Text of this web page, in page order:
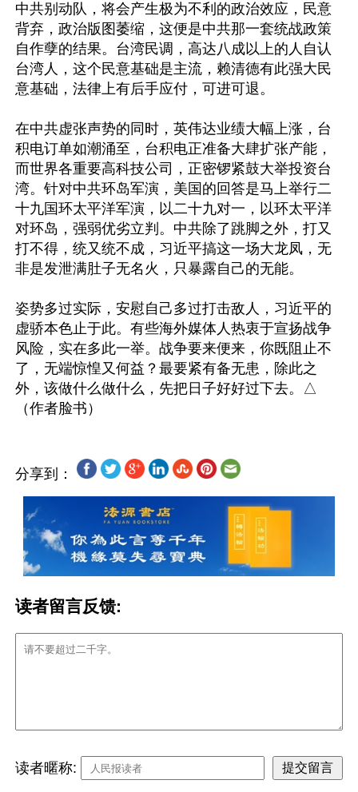
中共别动队，将会产生极为不利的政治效应，民意
背弃，政治版图萎缩，这便是中共那一套统战政策
自作孽的结果。台湾民调，高达八成以上的人自认
台湾人，这个民意基础是主流，赖清德有此强大民
意基础，法律上有后手应付，可进可退。
在中共虚张声势的同时，英伟达业绩大幅上涨，台
积电订单如潮涌至，台积电正准备大肆扩张产能，
而世界各重要高科技公司，正密锣紧鼓大举投资台
湾。针对中共环岛军演，美国的回答是马上举行二
十九国环太平洋军演，以二十九对一，以环太平洋
对环岛，强弱优劣立判。中共除了跳脚之外，打又
打不得，统又统不成，习近平搞这一场大龙凤，无
非是发泄满肚子无名火，只暴露自己的无能。
姿势多过实际，安慰自己多过打击敌人，习近平的
虚骄本色止于此。有些海外媒体人热衷于宣扬战争
风险，实在多此一举。战争要来便来，你既阻止不
了，无端惊惶又何益？最要紧有备无患，除此之
外，该做什么做什么，先把日子好好过下去。△
分享到：
读者留言反馈:
读者暱称: